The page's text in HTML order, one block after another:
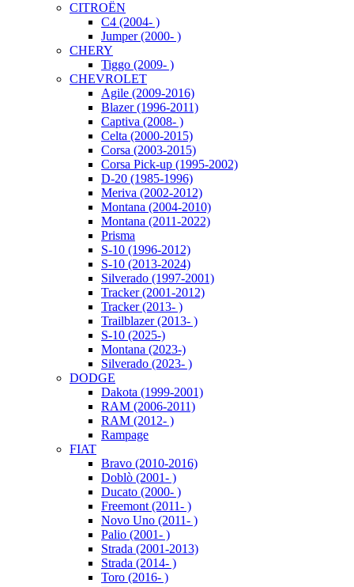
CITROËN
C4 (2004- )
Jumper (2000- )
CHERY
Tiggo (2009- )
CHEVROLET
Agile (2009-2016)
Blazer (1996-2011)
Captiva (2008- )
Celta (2000-2015)
Corsa (2003-2015)
Corsa Pick-up (1995-2002)
D-20 (1985-1996)
Meriva (2002-2012)
Montana (2004-2010)
Montana (2011-2022)
Prisma
S-10 (1996-2012)
S-10 (2013-2024)
Silverado (1997-2001)
Tracker (2001-2012)
Tracker (2013- )
Trailblazer (2013- )
S-10 (2025-)
Montana (2023-)
Silverado (2023- )
DODGE
Dakota (1999-2001)
RAM (2006-2011)
RAM (2012- )
Rampage
FIAT
Bravo (2010-2016)
Doblò (2001- )
Ducato (2000- )
Freemont (2011- )
Novo Uno (2011- )
Palio (2001- )
Strada (2001-2013)
Strada (2014- )
Toro (2016- )